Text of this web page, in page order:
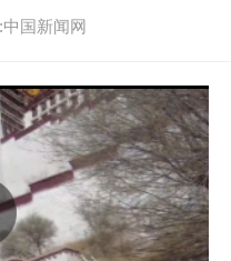
国新闻网